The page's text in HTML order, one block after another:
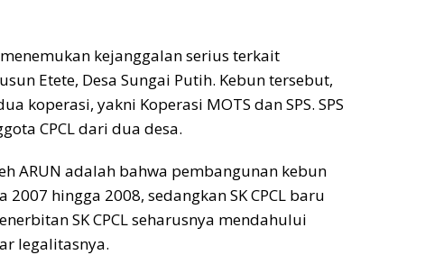
kejanggalan serius terkait
Etete, Desa Sungai Putih. Kebun tersebut,
koperasi, yakni Koperasi MOTS dan SPS. SPS
CPCL dari dua desa.
ARUN adalah bahwa pembangunan kebun
hingga 2008, sedangkan SK CPCL baru
SK CPCL seharusnya mendahului
legalitasnya.